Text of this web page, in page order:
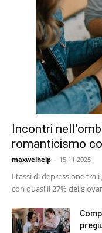
Incontri
romanticismo
maxwelhelp - 15.11.2025
I tassi di depressione tra
con quasi il 27% dei